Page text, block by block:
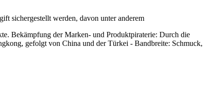
sichergestellt werden, davon unter anderem
Bekämpfung der Marken- und Produktpiraterie: Durch die
gefolgt von China und der Türkei - Bandbreite: Schmuck,